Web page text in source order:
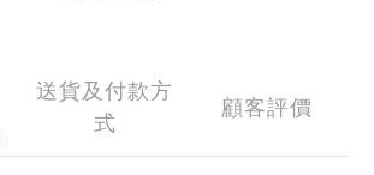
送貨及付款方
式
顧客評價